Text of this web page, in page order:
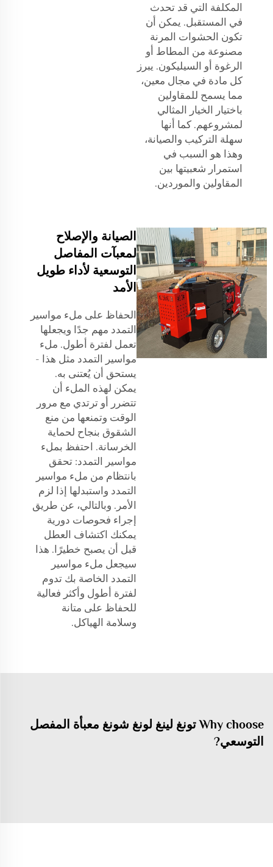
المكلفة التي قد تحدث
في المستقبل. يمكن أن
تكون الحشوات المرنة
مصنوعة من المطاط أو
الرغوة أو السيليكون. يبرز
كل مادة في مجال معين،
مما يسمح للمقاولين
باختيار الخيار المثالي
لمشروعهم. كما أنها
سهلة التركيب والصيانة،
وهذا هو السبب في
استمرار شعبيتها بين
المقاولين والموردين.
الصيانة والإصلاح
لمعبآت المفاصل
التوسعية لأداء طويل
الأمد
الحفاظ على ملء مواسير
التمدد مهم جدًا ويجعلها
تعمل لفترة أطول. ملء
مواسير التمدد مثل هذا -
يستحق أن يُعتنى به.
يمكن لهذه الملء أن
تتضرر أو ترتدي مع مرور
الوقت وتمنعها من منع
الشقوق بنجاح لحماية
الخرسانة. احتفظ بملء
مواسير التمدد: تحقق
بانتظام من ملء مواسير
التمدد واستبدلها إذا لزم
الأمر. وبالتالي، عن طريق
إجراء فحوصات دورية
يمكنك اكتشاف العطل
قبل أن يصبح خطيرًا. هذا
سيجعل ملء مواسير
التمدد الخاصة بك تدوم
لفترة أطول وأكثر فعالية
للحفاظ على متانة
وسلامة الهياكل.
Why choose تونغ لينغ لونغ شونغ معبأة المفصل
التوسعي?